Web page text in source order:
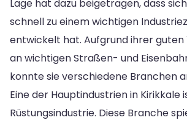
Lage hat dazu beigetragen, dass
schnell zu einem wichtigen
entwickelt hat. Aufgrund ihrer
an wichtigen Straßen- und
konnte sie verschiedene Branchen
Eine der Hauptindustrien in Kirikkale
Rüstungsindustrie. Diese Branche